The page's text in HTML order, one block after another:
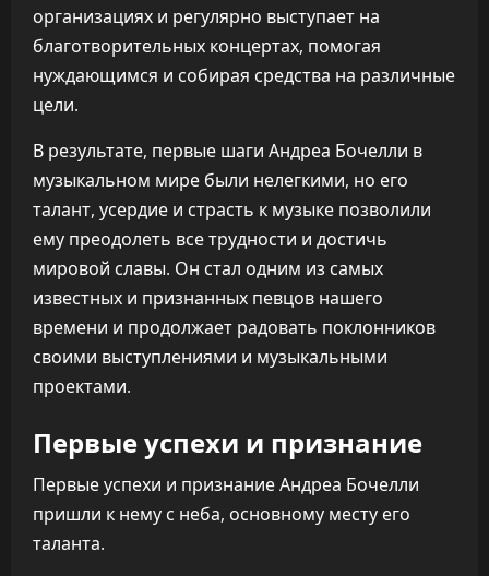
организациях и регулярно выступает на
благотворительных концертах, помогая
нуждающимся и собирая средства на различные
цели.
В результате, первые шаги Андреа Бочелли в
музыкальном мире были нелегкими, но его
талант, усердие и страсть к музыке позволили
ему преодолеть все трудности и достичь
мировой славы. Он стал одним из самых
известных и признанных певцов нашего
времени и продолжает радовать поклонников
своими выступлениями и музыкальными
проектами.
Первые успехи и признание
Первые успехи и признание Андреа Бочелли
пришли к нему с неба, основному месту его
таланта.